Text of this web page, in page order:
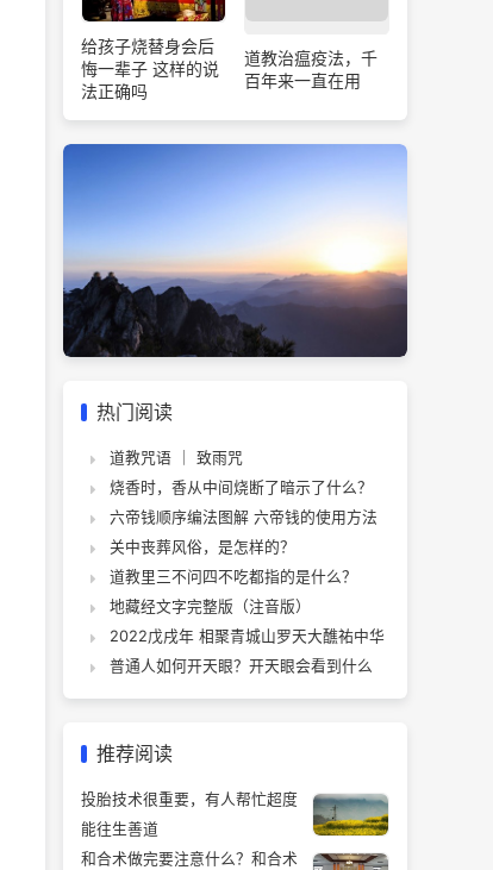
给孩子烧替身会后
悔一辈子 这样的说
法正确吗
道教治瘟疫法，千
百年来一直在用
热门阅读
道教咒语 ｜ 致雨咒
烧香时，香从中间烧断了暗示了什么？
六帝钱顺序编法图解 六帝钱的使用方法
关中丧葬风俗，是怎样的？
道教里三不问四不吃都指的是什么？
地藏经文字完整版（注音版）
2022戊戌年 相聚青城山罗天大醮祐中华
普通人如何开天眼？开天眼会看到什么
推荐阅读
投胎技术很重要，有人帮忙超度
能往生善道
和合术做完要注意什么？和合术